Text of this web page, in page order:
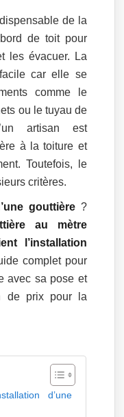
de la
de toit pour
les évacuer. La
car elle se
comme le
ou le tuyau de
artisan est
à la toiture et
Toutefois, le
critères.
gouttière?
au mètre
l’installation
complet pour
avec sa pose et
de prix pour la
d’une